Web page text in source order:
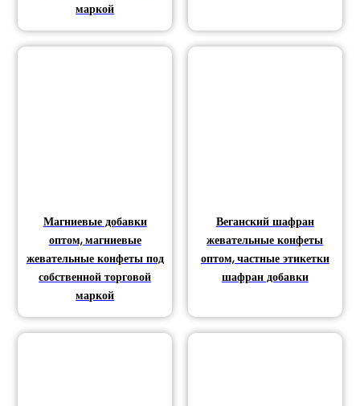
маркой
Магниевые добавки
оптом, магниевые
жевательные конфеты под
собственной торговой
маркой
Веганский шафран
жевательные конфеты
оптом, частные этикетки
шафран добавки